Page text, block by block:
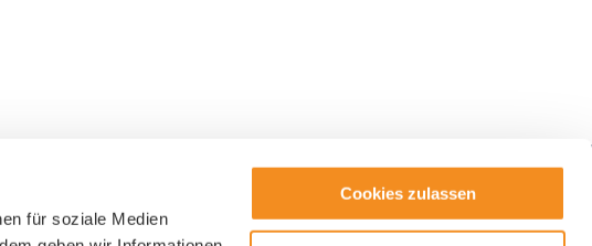
für soziale Medien
Cookies zulassen
Newsletter